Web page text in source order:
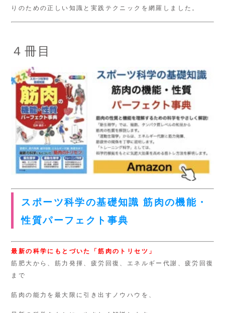
りのための正しい知識と実践テクニックを網羅しました。
４冊目
スポーツ科学の基礎知識 筋肉の機能・
性質パーフェクト事典
最新の科学にもとづいた「筋肉のトリセツ」
筋肥大から、筋力発揮、疲労回復、エネルギー代謝、疲労回復
まで
筋肉の能力を最大限に引き出すノウハウを、